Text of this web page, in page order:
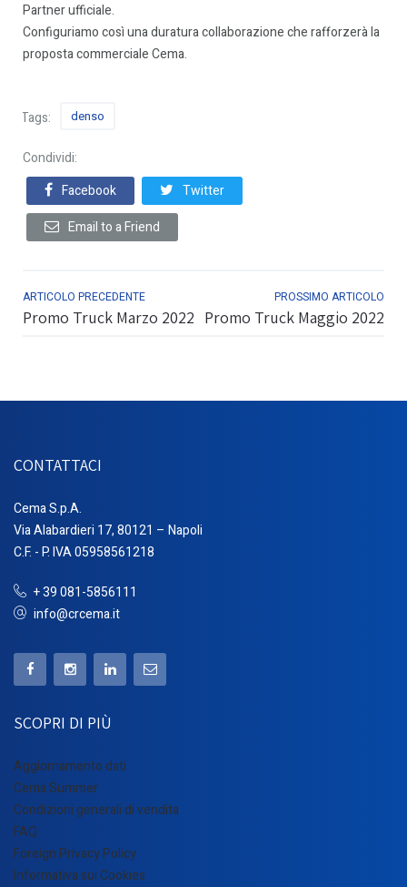
Partner ufficiale.
Configuriamo così una duratura collaborazione che rafforzerà la
proposta commerciale Cema.
Tags: denso
Condividi:
Facebook
Twitter
Email to a Friend
ARTICOLO PRECEDENTE
Promo Truck Marzo 2022
PROSSIMO ARTICOLO
Promo Truck Maggio 2022
CONTATTACI
Cema S.p.A.
Via Alabardieri 17, 80121 – Napoli
C.F. - P. IVA 05958561218
+ 39 081-5856111
info@crcema.it
SCOPRI DI PIÙ
Aggiornamento dati
Cema Summer
Condizioni generali di vendita
FAQ
Foreign Privacy Policy
Informativa sui Cookies